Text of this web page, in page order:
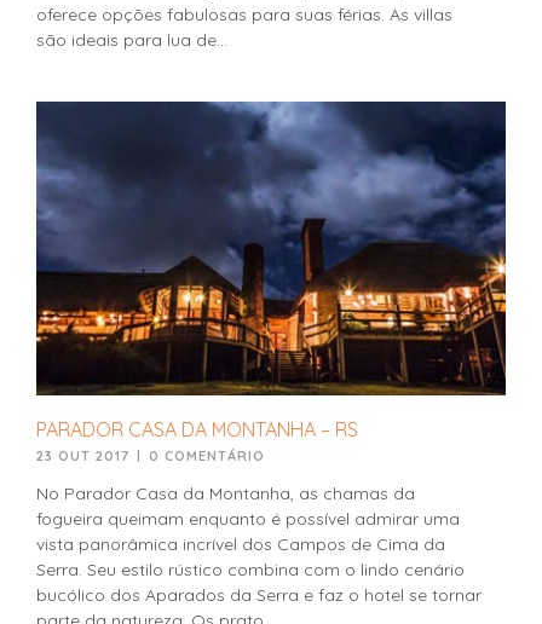
oferece opções fabulosas para suas férias. As villas
são ideais para lua de...
PARADOR CASA DA MONTANHA – RS
23 OUT 2017 | 0 COMENTÁRIO
No Parador Casa da Montanha, as chamas da
fogueira queimam enquanto é possível admirar uma
vista panorâmica incrível dos Campos de Cima da
Serra. Seu estilo rústico combina com o lindo cenário
bucólico dos Aparados da Serra e faz o hotel se tornar